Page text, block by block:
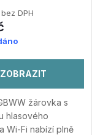
DPH
ZOBRAZIT
žárovka s
hlasového
Wi-Fi nabízí plně